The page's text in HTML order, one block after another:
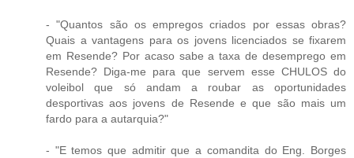
- "Quantos são os empregos criados por essas obras?
Quais a vantagens para os jovens licenciados se fixarem
em Resende? Por acaso sabe a taxa de desemprego em
Resende? Diga-me para que servem esse CHULOS do
voleibol que só andam a roubar as oportunidades
desportivas aos jovens de Resende e que são mais um
fardo para a autarquia?"
- "E temos que admitir que a comandita do Eng. Borges